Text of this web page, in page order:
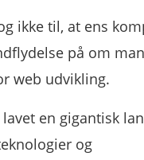
ikke til, at ens
på om
web udvikling.
lavet en gigantisk
og